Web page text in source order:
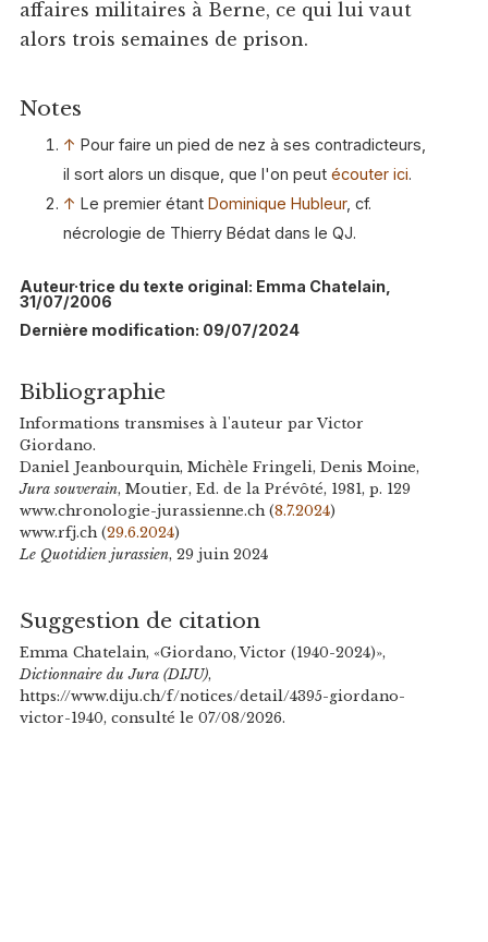
affaires militaires à Berne, ce qui lui vaut
alors trois semaines de prison.
Notes
↑ Pour faire un pied de nez à ses contradicteurs,
il sort alors un disque, que l'on peut écouter ici.
↑ Le premier étant Dominique Hubleur, cf.
nécrologie de Thierry Bédat dans le QJ.
Auteur·trice du texte original: Emma Chatelain,
31/07/2006
Dernière modification: 09/07/2024
Bibliographie
Informations transmises à l'auteur par Victor
Giordano.
Daniel Jeanbourquin, Michèle Fringeli, Denis Moine,
Jura souverain, Moutier, Ed. de la Prévôté, 1981, p. 129
www.chronologie-jurassienne.ch (8.7.2024)
www.rfj.ch (29.6.2024)
Le Quotidien jurassien, 29 juin 2024
Suggestion de citation
Emma Chatelain, «Giordano, Victor (1940-2024)»,
Dictionnaire du Jura (DIJU),
https://www.diju.ch/f/notices/detail/4395-giordano-
victor-1940, consulté le 07/08/2026.